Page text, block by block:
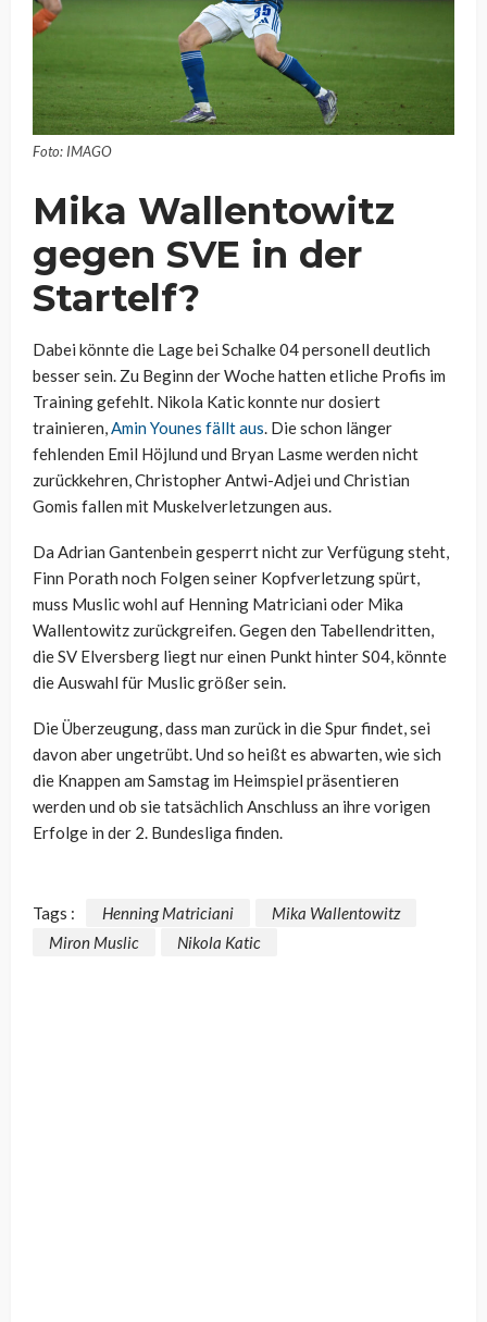
Foto: IMAGO
Mika Wallentowitz
gegen SVE in der
Startelf?
Dabei könnte die Lage bei Schalke 04 personell deutlich
besser sein. Zu Beginn der Woche hatten etliche Profis im
Training gefehlt. Nikola Katic konnte nur dosiert
trainieren,Amin Younes fällt aus. Die schon länger
fehlenden Emil Höjlund und Bryan Lasme werden nicht
zurückkehren, Christopher Antwi-Adjei und Christian
Gomis fallen mit Muskelverletzungen aus.
Da Adrian Gantenbein gesperrt nicht zur Verfügung steht,
Finn Porath noch Folgen seiner Kopfverletzung spürt,
muss Muslic wohl auf Henning Matriciani oder Mika
Wallentowitz zurückgreifen. Gegen den Tabellendritten,
die SV Elversberg liegt nur einen Punkt hinter S04, könnte
die Auswahl für Muslic größer sein.
Die Überzeugung, dass man zurück in die Spur findet, sei
davon aber ungetrübt. Und so heißt es abwarten, wie sich
die Knappen am Samstag im Heimspiel präsentieren
werden und ob sie tatsächlich Anschluss an ihre vorigen
Erfolge in der 2. Bundesliga finden.
Tags : Henning Matriciani
Mika Wallentowitz
Miron Muslic
Nikola Katic